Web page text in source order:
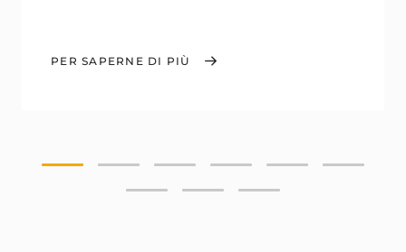
PER SAPERNE DI PIÙ